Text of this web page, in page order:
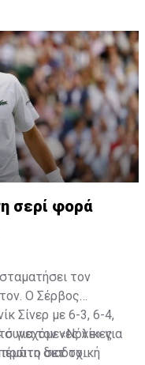
σερί φορά
τον
Ο Σέρβος
Σίνερ με 6-3, 6-4,
νίκες
διαδοχική
για τον «Νόλε» για
πρώτο σετ το